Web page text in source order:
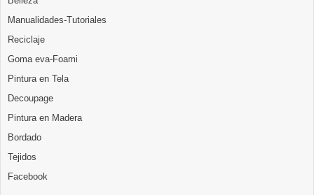
Manualidades-Tutoriales
Reciclaje
Goma eva-Foami
Pintura en Tela
Decoupage
Pintura en Madera
Bordado
Tejidos
Facebook